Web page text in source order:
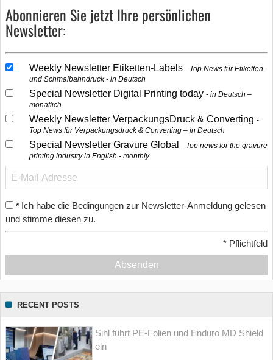
Abonnieren Sie jetzt Ihre persönlichen
Newsletter:
Weekly Newsletter Etiketten-Labels
Top News für Etiketten-
und Schmalbahndruck - in Deutsch
Special Newsletter Digital Printing today
in Deutsch –
monatlich
Weekly Newsletter VerpackungsDruck & Converting
Top News für Verpackungsdruck & Converting – in Deutsch
Special Newsletter Gravure Global
Top news for the gravure
printing industry in English - monthly
* Ich habe die Bedingungen zur Newsletter-Anmeldung gelesen
und stimme diesen zu.
* Pflichtfeld
Absenden
RECENT POSTS
Sihl führt PE-Folien und Enduro MD Shield
ein